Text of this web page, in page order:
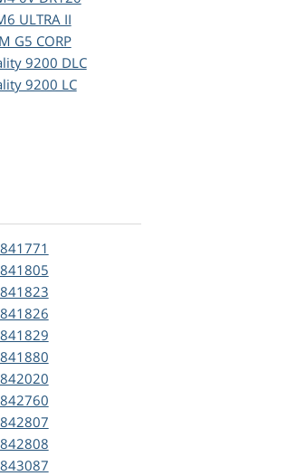
ULTRA II
G5 CORP
9200 DLC
9200 LC